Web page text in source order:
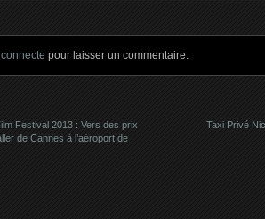
connecte pour laisser un commentaire.
Taxi Privé
Festival 2013 : Vers des prix
de Cannes à l’aéroport de